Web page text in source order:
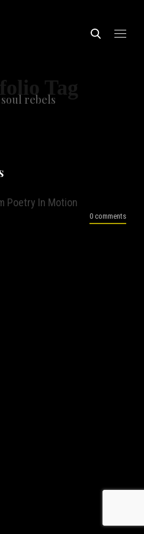
Tag
rebels
Poetry In Motion
0 comments